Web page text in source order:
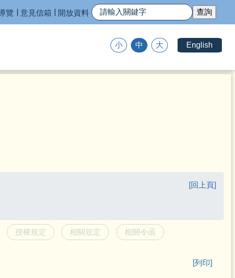
覽 意見信箱 開放資料
小 中 大 English
[回上頁]
授權規定 相關規定 相關令函
[列印]